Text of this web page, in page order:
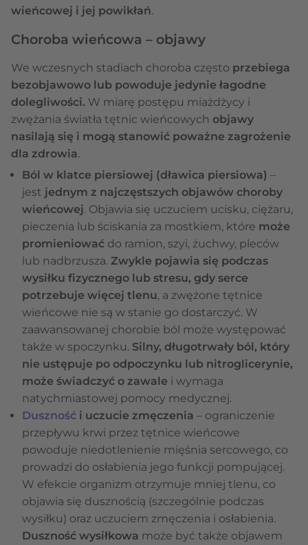
wieńcowej i jej powikłań.
Choroba wieńcowa – objawy
We wczesnych stadiach choroba często przebiega
bezobjawowo lub powoduje jedynie łagodne
dolegliwości. W miarę postępu miażdżycy i
zwężania światła tętnic wieńcowych objawy
nasilają się i mogą stanowić poważne zagrożenie
dla zdrowia.
Ból w klatce piersiowej (dławica piersiowa) –
jest jednym z najczęstszych objawów choroby
wieńcowej. Objawia się uczuciem ucisku, ciężaru,
pieczenia lub ściskania za mostkiem, które może
promieniować do ramion, szyi, żuchwy, pleców
lub nadbrzusza. Zwykle pojawia się podczas
wysiłku fizycznego lub stresu, gdy serce
potrzebuje więcej tlenu, a zwężone tętnice
wieńcowe nie są w stanie go dostarczyć. W
zaawansowanej chorobie ból może występować
także w spoczynku. Silny, długotrwały ból, który
nie ustępuje po odpoczynku lub nitroglicerynie,
może świadczyć o zawale i wymaga
natychmiastowej pomocy medycznej.
Duszność i uczucie zmęczenia – ograniczenie
przepływu krwi przez tętnice wieńcowe
powoduje niedotlenienie mięśnia sercowego, co
prowadzi do osłabienia jego funkcji pompującej.
W efekcie organizm otrzymuje mniej tlenu, co
objawia się dusznością (szczególnie podczas
wysiłku) oraz uczuciem zmęczenia i osłabienia.
Duszność wysiłkowa może być także objawem